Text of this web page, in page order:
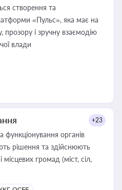
створення та
«Пульс», яка має на
прозору і зручну взаємодію
влади
+23
функціонування органів
рішення та здійснюють
місцевих громад (міст, сіл,